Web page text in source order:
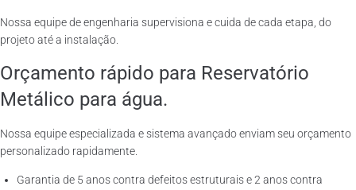
Nossa equipe de engenharia supervisiona e cuida de cada etapa, do
projeto até a instalação.
Orçamento rápido para Reservatório
Metálico para água.
Nossa equipe especializada e sistema avançado enviam seu orçamento
personalizado rapidamente.
Garantia de 5 anos contra defeitos estruturais e 2 anos contra